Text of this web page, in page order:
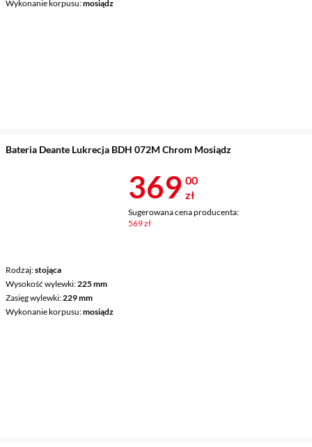
Wykonanie korpusu mosiądz
Bateria Deante Lukrecja BDH 072M Chrom Mosiądz
Rodzaj stojąca
Wysokość wylewki 225 mm
Zasięg wylewki 229 mm
Wykonanie korpusu mosiądz
Cena 369 zł
369 00
zł
Sugerowana cena producenta:
569 zł